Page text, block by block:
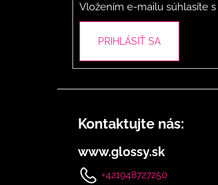
Vložením e-mailu súhlasíte s
PRIHLÁSIŤ SA
Kontaktujte nás:
www.glossy.sk
+421948727250